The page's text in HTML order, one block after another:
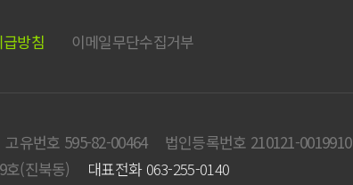
방침 이메일무단수집거부
고유번호 595-82-00464
법인등록번호 210121-0019910
호(진북동)
대표전화 063-255-0140